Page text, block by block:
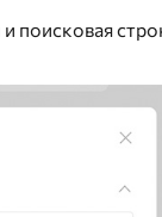
поисковая